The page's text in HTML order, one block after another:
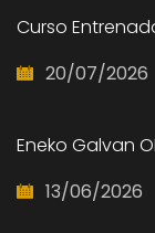
Curso
20/07/2026
Eneko Galvan
13/06/2026